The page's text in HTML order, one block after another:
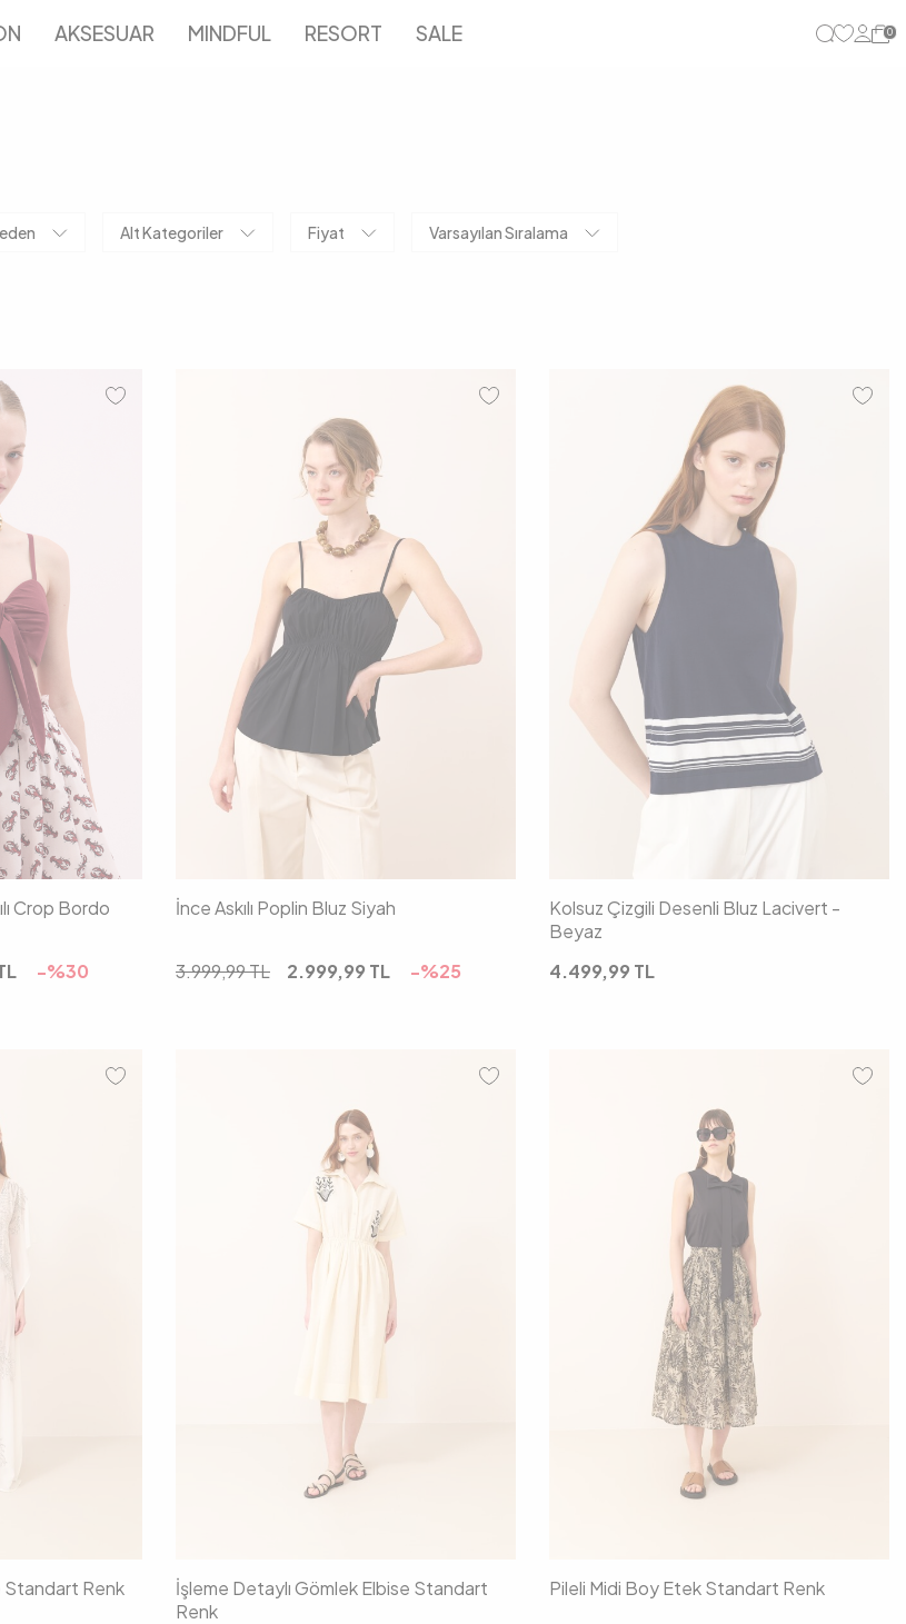
AKSESUAR MINDFUL RESORT SALE 0
Alt Kategoriler Fiyat Varsayılan Sıralama
40
Crop Bordo
-%30
36
İnce Askılı Poplin Bluz Siyah
3.999,99TL 2.999,99 TL -%25
01 02
Kolsuz Çizgili Desenli Bluz Lacivert -
Beyaz
4.499,99 TL
Standart Renk
İşleme Detaylı Gömlek Elbise Standart
Renk
01
Pileli Midi Boy Etek Standart Renk